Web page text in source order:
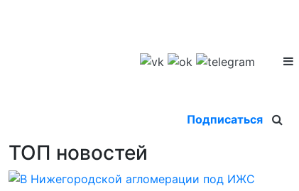
Подписаться
ТОП новостей